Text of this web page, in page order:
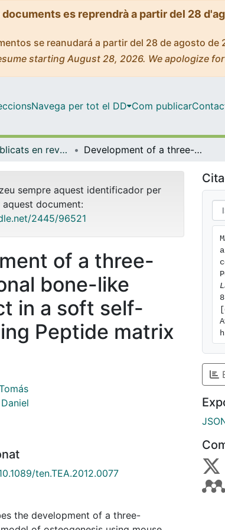
es reprendrà a partir del 28
se reanudará a partir del 28 de agosto de
starting August 28, 2026. We apologize
Navega per tot el DD Com publicar
Articles publicats en revistes (Ciències Fisiològiques) Development of a three-dimensional bone-like construct in a soft self-assembling Peptide matrix
sempre aquest identificador per
document:
2445/96521
of a three-
bone-like
in a soft self-
Peptide matrix
ten.TEA.2012.0077
the development of a three-